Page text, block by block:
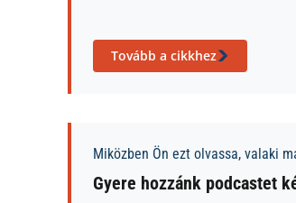
Tovább a cikkhez
Miközben Ön ezt olvassa, valaki
Gyere hozzánk podcastet